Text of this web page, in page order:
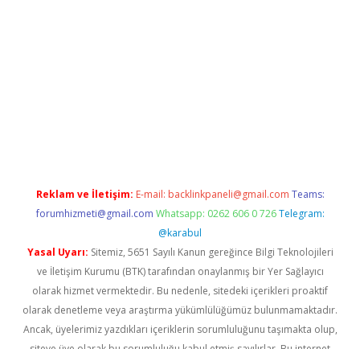
Reklam ve İletişim: E-mail: backlinkpaneli@gmail.com Teams:
forumhizmeti@gmail.com Whatsapp: 0262 606 0 726 Telegram:
@karabul
Yasal Uyarı: Sitemiz, 5651 Sayılı Kanun gereğince Bilgi Teknolojileri
ve İletişim Kurumu (BTK) tarafından onaylanmış bir Yer Sağlayıcı
olarak hizmet vermektedir. Bu nedenle, sitedeki içerikleri proaktif
olarak denetleme veya araştırma yükümlülüğümüz bulunmamaktadır.
Ancak, üyelerimiz yazdıkları içeriklerin sorumluluğunu taşımakta olup,